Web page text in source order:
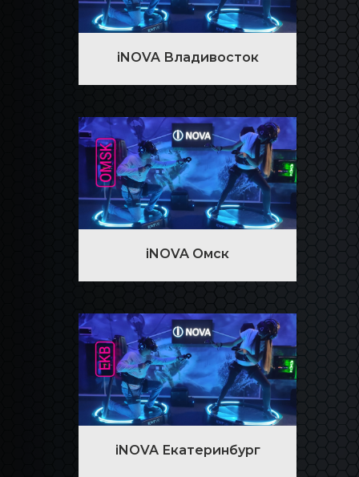
iNOVA Владивосток
iNOVA Омск
iNOVA Екатеринбург